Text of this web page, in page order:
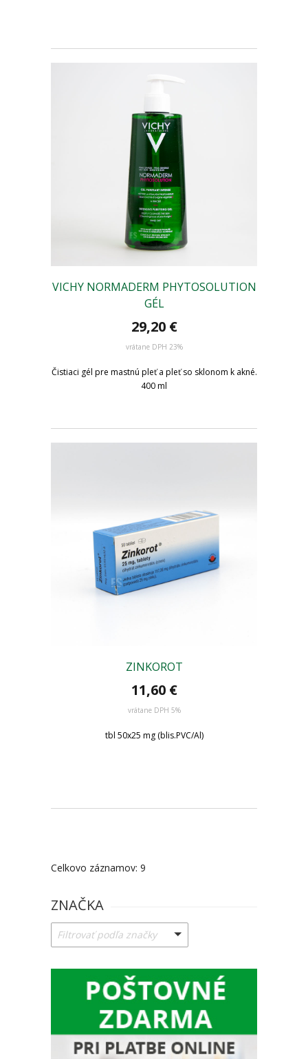
VICHY NORMADERM PHYTOSOLUTION
GÉL
29,20 €
vrátane DPH 23%
Čistiaci gél pre mastnú pleť a pleť so sklonom k akné.
400 ml
ZINKOROT
11,60 €
vrátane DPH 5%
tbl 50x25 mg (blis.PVC/Al)
Celkovo záznamov: 9
ZNAČKA
Filtrovať podľa značky